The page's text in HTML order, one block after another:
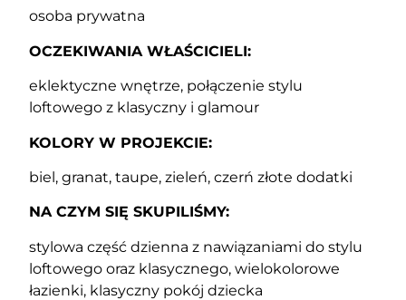
osoba prywatna
OCZEKIWANIA WŁAŚCICIELI:
eklektyczne wnętrze, połączenie stylu
loftowego z klasyczny i glamour
KOLORY W PROJEKCIE:
biel, granat, taupe, zieleń, czerń złote dodatki
NA CZYM SIĘ SKUPILIŚMY:
stylowa część dzienna z nawiązaniami do stylu
loftowego oraz klasycznego, wielokolorowe
łazienki, klasyczny pokój dziecka